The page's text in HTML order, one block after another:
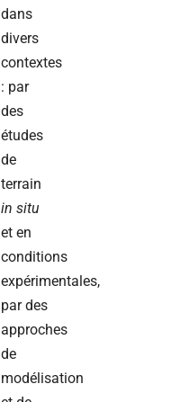
dans
divers
contextes
: par
des
études
de
terrain
in situ
et en
conditions
expérimentales,
par des
approches
de
modélisation